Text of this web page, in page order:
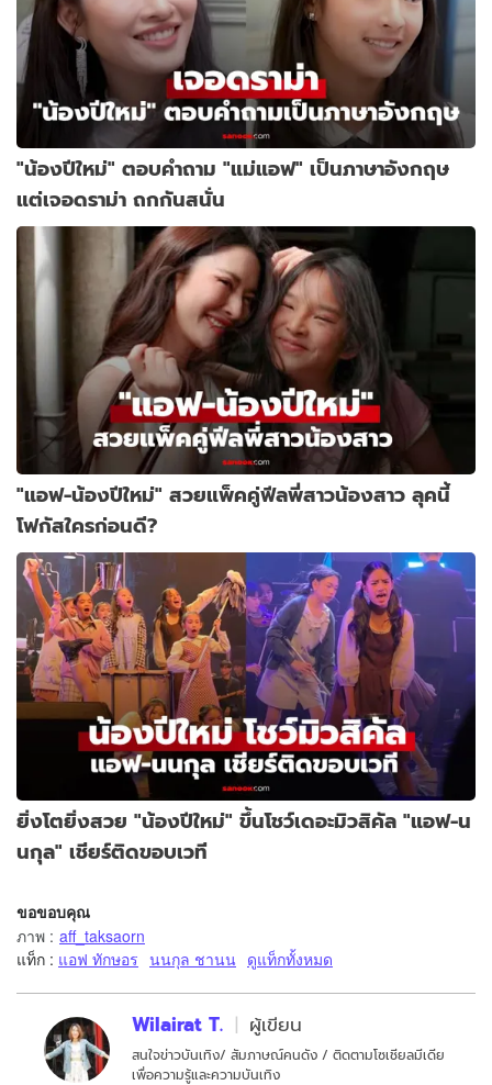
"น้องปีใหม่" ตอบคำถาม "แม่แอฟ" เป็นภาษาอังกฤษ
แต่เจอดราม่า ถกกันสนั่น
"แอฟ-น้องปีใหม่" สวยแพ็คคู่ฟีลพี่สาวน้องสาว ลุคนี้
โฟกัสใครก่อนดี?
ยิ่งโตยิ่งสวย "น้องปีใหม่" ขึ้นโชว์เดอะมิวสิคัล "แอฟ-น
นกุล" เชียร์ติดขอบเวที
ขอขอบคุณ
ภาพ : aff_taksaorn
แท็ก : แอฟ ทักษอร นนกุล ชานน ดูแท็กทั้งหมด
Wilairat T. ผู้เขียน
สนใจข่าวบันเทิง/ สัมภาษณ์คนดัง / ติดตามโซเชียลมีเดีย
เพื่อความรู้และความบันเทิง